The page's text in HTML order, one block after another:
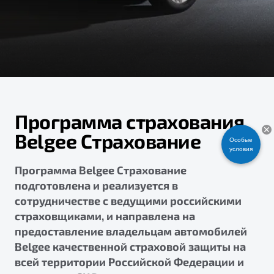
S50
Элегантный и практичный седан
Расчет КАСКО
Узнайте о специальных выгодах при покупке
Belgee Клуб
Реферальная программа
Клиентская поддержка
Помощь на дорогах
Программа страхования
Belgee Страхование
Программа Belgee Страхование
подготовлена и реализуется в
сотрудничестве с ведущими российскими
страховщиками, и направлена на
предоставление владельцам автомобилей
Belgee качественной страховой защиты на
всей территории Российской Федерации и
Особые
условия